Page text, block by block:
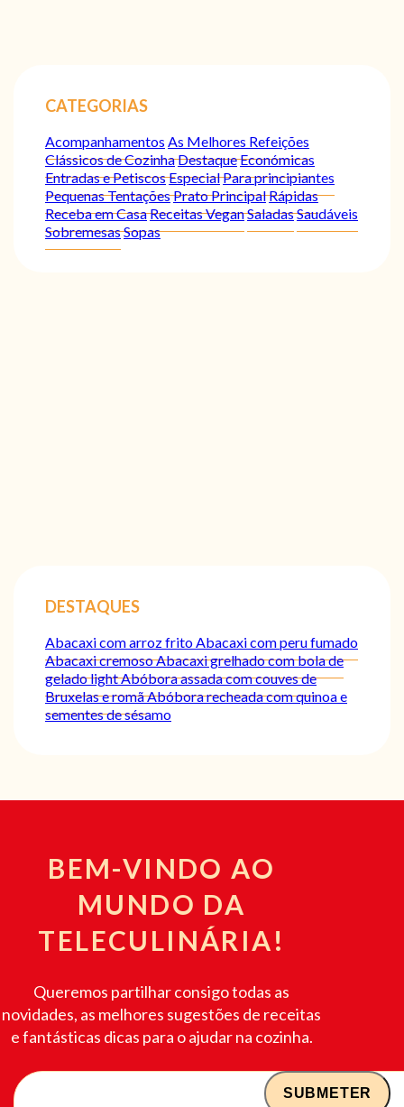
CATEGORIAS
Acompanhamentos As Melhores Refeições
Clássicos de CozinhaDestaqueEconómicas
Entradas e PetiscosEspecialPara principiantes
Pequenas TentaçõesPrato PrincipalRápidas
Receba em CasaReceitas VeganSaladasSaudáveis
SobremesasSopas
DESTAQUES
Abacaxi com arroz fritoAbacaxi com peru fumado
Abacaxi cremosoAbacaxi grelhado com bola de
gelado lightAbóbora assada com couves de
Bruxelas e romãAbóbora recheada com quinoa e
sementes de sésamo
BEM-VINDO AO
MUNDO DA
TELECULINÁRIA!
Queremos partilhar consigo todas as
novidades, as melhores sugestões de receitas
e fantásticas dicas para o ajudar na cozinha.